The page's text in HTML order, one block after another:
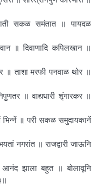
सकळ समंतात ॥ पायदळ
॥ दिवाणादि कपिलखान ॥
॥ ताशा मरफी पनवाळ थोर ॥
॥ वाद्यधारी शृंगारकर ॥
॥ परी सकळ समुदायकानें
नगरांत ॥ राजद्वारी जाऊनि
आनंद झाला बहुत ॥ बोलावूनि